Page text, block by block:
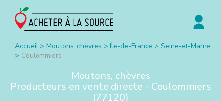
Accueil > Moutons, chèvres >Île-de-France > Seine-et-Marne
> Coulommiers
Moutons, chèvres
Producteurs en vente directe - Coulommiers
(77120)